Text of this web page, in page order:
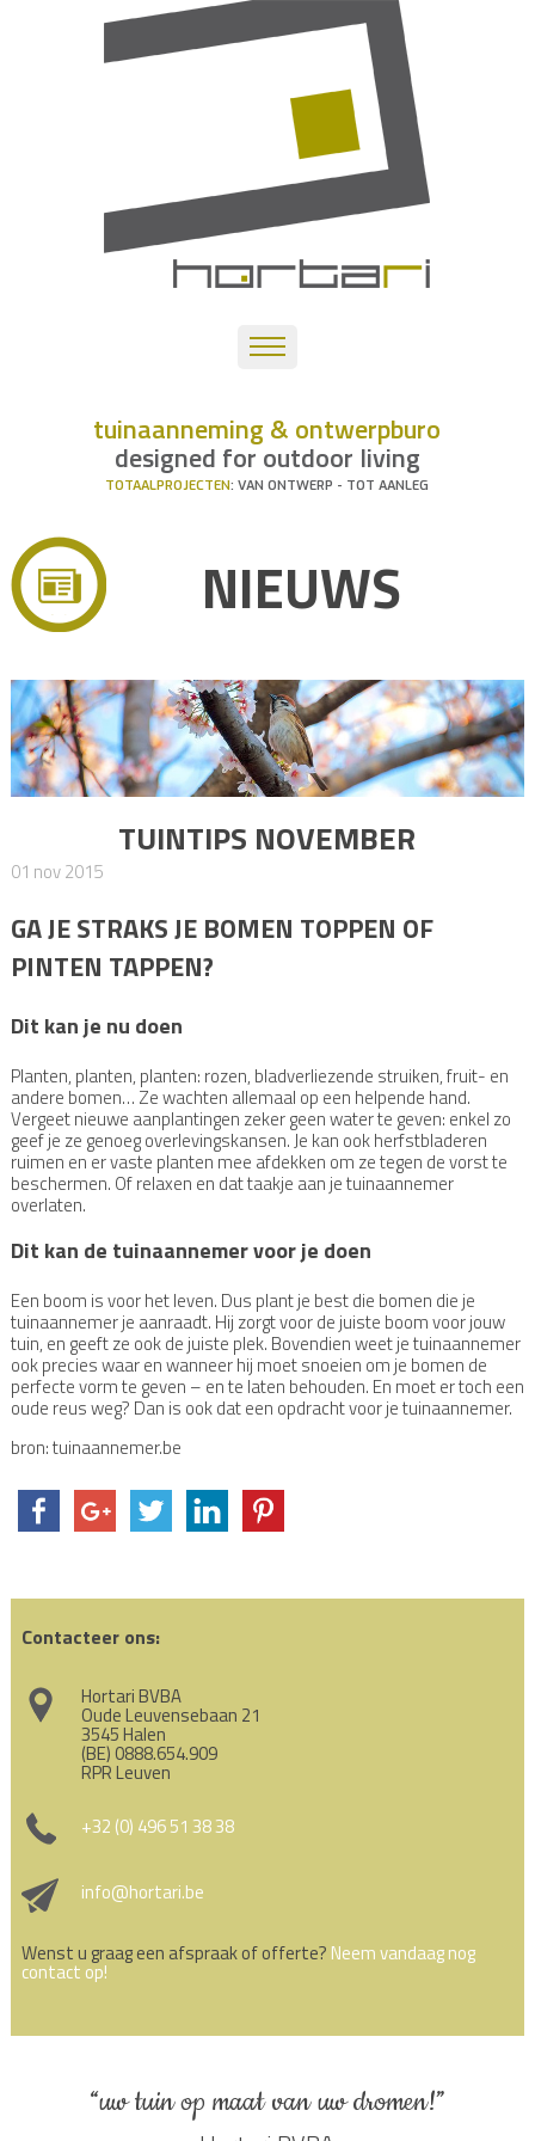
tuinaanneming & ontwerpburo
designed for outdoor living
TOTAALPROJECTEN: VAN ONTWERP - TOT AANLEG
NIEUWS
TUINTIPS NOVEMBER
01 nov 2015
GA JE STRAKS JE BOMEN TOPPEN OF
PINTEN TAPPEN?
Dit kan je nu doen
Planten, planten, planten: rozen, bladverliezende struiken, fruit- en
andere bomen… Ze wachten allemaal op een helpende hand.
Vergeet nieuwe aanplantingen zeker geen water te geven: enkel zo
geef je ze genoeg overlevingskansen. Je kan ook herfstbladeren
ruimen en er vaste planten mee afdekken om ze tegen de vorst te
beschermen. Of relaxen en dat taakje aan je tuinaannemer
overlaten.
Dit kan de tuinaannemer voor je doen
Een boom is voor het leven. Dus plant je best die bomen die je
tuinaannemer je aanraadt. Hij zorgt voor de juiste boom voor jouw
tuin, en geeft ze ook de juiste plek. Bovendien weet je tuinaannemer
ook precies waar en wanneer hij moet snoeien om je bomen de
perfecte vorm te geven – en te laten behouden. En moet er toch een
oude reus weg? Dan is ook dat een opdracht voor je tuinaannemer.
bron: tuinaannemer.be
Contacteer ons:
Hortari BVBA
Oude Leuvensebaan 21
3545 Halen
(BE) 0888.654.909
RPR Leuven
+32 (0) 496 51 38 38
info@hortari.be
Wenst u graag een afspraak of offerte? Neem vandaag nog
contact op!
“uw tuin op maat van uw dromen!”